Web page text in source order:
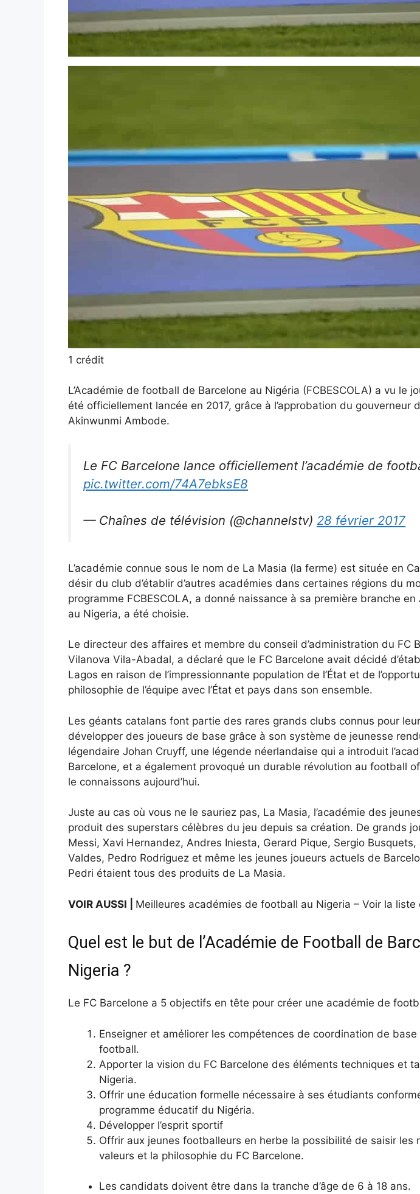
1 crédit
L’Académie de football de Barcelone au Nigéria (FCBESCOLA) a vu le
été officiellement lancée en 2017, grâce à l’approbation du gouverneur
Akinwunmi Ambode.
Le FC Barcelone lance officiellement l’académie de
pic.twitter.com/74A7ebksE8
— Chaînes de télévision (@channelstv) 28 février 2017
L’académie connue sous le nom de La Masia (la ferme) est située en
désir du club d’établir d’autres académies dans certaines régions du
programme FCBESCOLA, a donné naissance à sa première branche
au Nigeria, a été choisie.
Le directeur des affaires et membre du conseil d’administration du FC
Vilanova Vila-Abadal, a déclaré que le FC Barcelone avait décidé
Lagos en raison de l’impressionnante population de l’État et de
philosophie de l’équipe avec l’État et pays dans son ensemble.
Les géants catalans font partie des rares grands clubs connus pour
développer des joueurs de base grâce à son système de jeunesse
légendaire Johan Cruyff, une légende néerlandaise qui a introduit
Barcelone, et a également provoqué un durable révolution au football
le connaissons aujourd’hui.
Juste au cas où vous ne le sauriez pas, La Masia, l’académie des
produit des superstars célèbres du jeu depuis sa création. De grands
Messi, Xavi Hernandez, Andres Iniesta, Gerard Pique, Sergio
Valdes, Pedro Rodriguez et même les jeunes joueurs actuels de
Pedri étaient tous des produits de La Masia.
VOIR AUSSI | Meilleures académies de football au Nigeria – Voir la liste
Quel est le but de l’Académie de Football de
Nigeria ?
Le FC Barcelone a 5 objectifs en tête pour créer une académie de
Enseigner et améliorer les compétences de coordination de
football.
Apporter la vision du FC Barcelone des éléments techniques et
Nigeria.
Offrir une éducation formelle nécessaire à ses étudiants
programme éducatif du Nigéria.
Développer l’esprit sportif
Offrir aux jeunes footballeurs en herbe la possibilité de saisir les
valeurs et la philosophie du FC Barcelone.
Les candidats doivent être dans la tranche d’âge de 6 à 18 ans.